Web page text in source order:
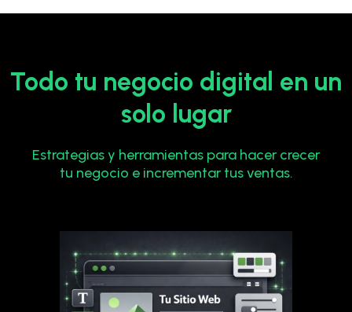
Todo tu negocio digital en un
solo lugar
Estrategias y herramientas para hacer crecer
tu negocio e incrementar tus ventas.